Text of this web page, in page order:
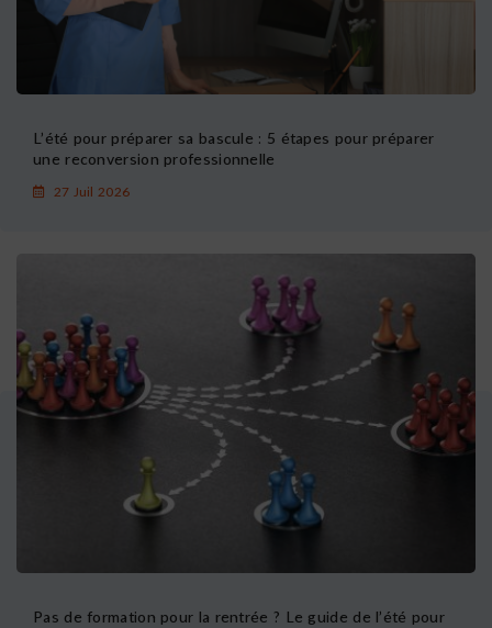
L’été pour préparer sa bascule : 5 étapes pour préparer
une reconversion professionnelle
27 Juil 2026
Pas de formation pour la rentrée ? Le guide de l’été pour